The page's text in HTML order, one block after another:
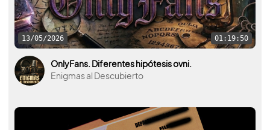
13/05/2026 01:19:50
OnlyFans. Diferentes hipótesis ovni.
Enigmas al Descubierto